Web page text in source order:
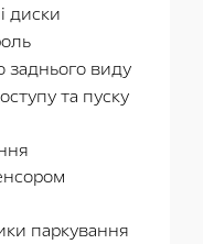
диски
заднього виду
та пуску
паркування